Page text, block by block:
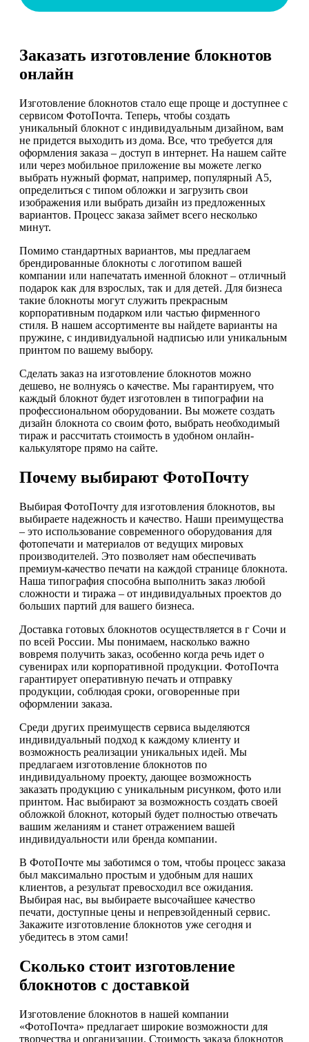
Заказать изготовление блокнотов
онлайн
Изготовление блокнотов стало еще проще и доступнее с
сервисом ФотоПочта. Теперь, чтобы создать
уникальный блокнот с индивидуальным дизайном, вам
не придется выходить из дома. Все, что требуется для
оформления заказа – доступ в интернет. На нашем сайте
или через мобильное приложение вы можете легко
выбрать нужный формат, например, популярный А5,
определиться с типом обложки и загрузить свои
изображения или выбрать дизайн из предложенных
вариантов. Процесс заказа займет всего несколько
минут.
Помимо стандартных вариантов, мы предлагаем
брендированные блокноты с логотипом вашей
компании или напечатать именной блокнот – отличный
подарок как для взрослых, так и для детей. Для бизнеса
такие блокноты могут служить прекрасным
корпоративным подарком или частью фирменного
стиля. В нашем ассортименте вы найдете варианты на
пружине, с индивидуальной надписью или уникальным
принтом по вашему выбору.
Сделать заказ на изготовление блокнотов можно
дешево, не волнуясь о качестве. Мы гарантируем, что
каждый блокнот будет изготовлен в типографии на
профессиональном оборудовании. Вы можете создать
дизайн блокнота со своим фото, выбрать необходимый
тираж и рассчитать стоимость в удобном онлайн-
калькуляторе прямо на сайте.
Почему выбирают ФотоПочту
Выбирая ФотоПочту для изготовления блокнотов, вы
выбираете надежность и качество. Наши преимущества
– это использование современного оборудования для
фотопечати и материалов от ведущих мировых
производителей. Это позволяет нам обеспечивать
премиум-качество печати на каждой странице блокнота.
Наша типография способна выполнить заказ любой
сложности и тиража – от индивидуальных проектов до
больших партий для вашего бизнеса.
Доставка готовых блокнотов осуществляется в г Сочи и
по всей России. Мы понимаем, насколько важно
вовремя получить заказ, особенно когда речь идет о
сувенирах или корпоративной продукции. ФотоПочта
гарантирует оперативную печать и отправку
продукции, соблюдая сроки, оговоренные при
оформлении заказа.
Среди других преимуществ сервиса выделяются
индивидуальный подход к каждому клиенту и
возможность реализации уникальных идей. Мы
предлагаем изготовление блокнотов по
индивидуальному проекту, дающее возможность
заказать продукцию с уникальным рисунком, фото или
принтом. Нас выбирают за возможность создать своей
обложкой блокнот, который будет полностью отвечать
вашим желаниям и станет отражением вашей
индивидуальности или бренда компании.
В ФотоПочте мы заботимся о том, чтобы процесс заказа
был максимально простым и удобным для наших
клиентов, а результат превосходил все ожидания.
Выбирая нас, вы выбираете высочайшее качество
печати, доступные цены и непревзойденный сервис.
Закажите изготовление блокнотов уже сегодня и
убедитесь в этом сами!
Сколько стоит изготовление
блокнотов с доставкой
Изготовление блокнотов в нашей компании
«ФотоПочта» предлагает широкие возможности для
творчества и организации. Стоимость заказа блокнотов